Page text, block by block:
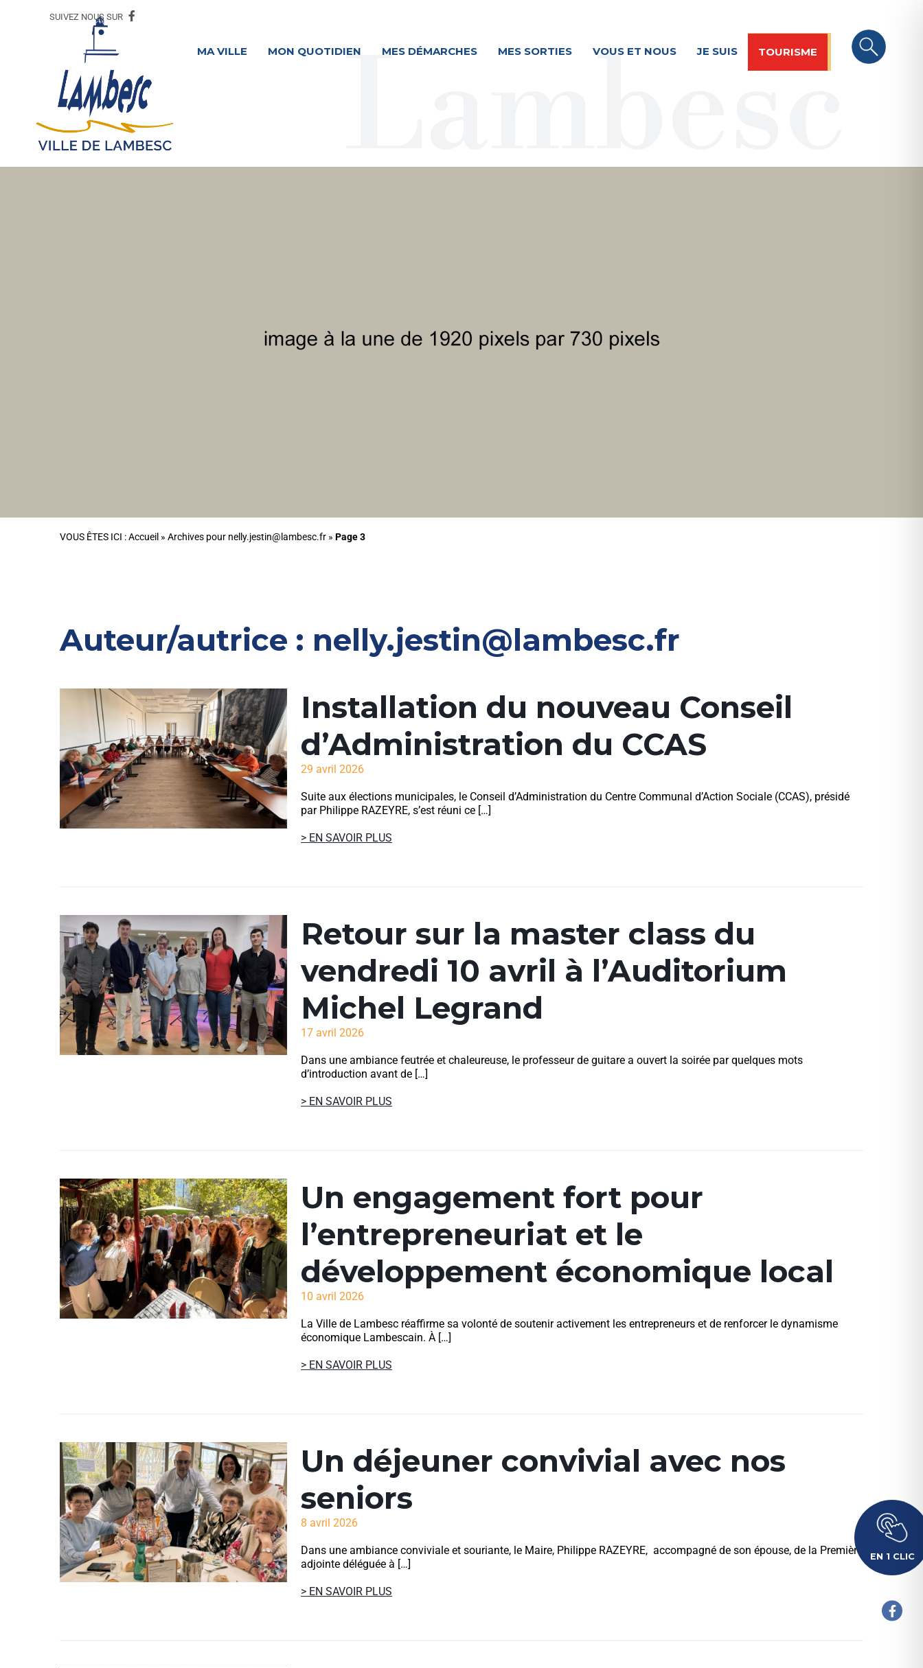
SUIVEZ NOUS SUR
MA VILLE MON QUOTIDIEN MES DÉMARCHES MES SORTIES VOUS ET NOUS JE SUIS TOURISME
EN 1 CLIC
VOUS ÊTES ICI :Accueil » Archives pour nelly.jestin@lambesc.fr » Page 3
Auteur/autrice : nelly.jestin@lambesc.fr
Installation du nouveau Conseil
d’Administration du CCAS
29 avril 2026
Suite aux élections municipales, le Conseil d’Administration du Centre Communal d’Action Sociale (CCAS), présidé
par Philippe RAZEYRE, s’est réuni ce […]
> EN SAVOIR PLUS
Retour sur la master class du
vendredi 10 avril à l’Auditorium
Michel Legrand
17 avril 2026
Dans une ambiance feutrée et chaleureuse, le professeur de guitare a ouvert la soirée par quelques mots
d’introduction avant de […]
> EN SAVOIR PLUS
Un engagement fort pour
l’entrepreneuriat et le
développement économique local
10 avril 2026
La Ville de Lambesc réaffirme sa volonté de soutenir activement les entrepreneurs et de renforcer le dynamisme
économique Lambescain. À […]
> EN SAVOIR PLUS
Un déjeuner convivial avec nos
seniors
8 avril 2026
Dans une ambiance conviviale et souriante, le Maire, Philippe RAZEYRE, accompagné de son épouse, de la Première
adjointe déléguée à […]
> EN SAVOIR PLUS